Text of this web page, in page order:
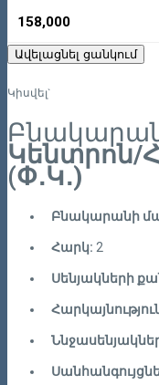
158,000
Ավելացնել ցանկում
Կիսվել`
Կենտրոն/
(Փ․Կ․)
Բնակարանի
Հարկ: 2
Սենյակների